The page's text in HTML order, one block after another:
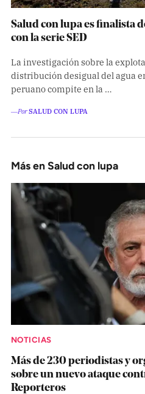
Salud con lupa es finalista
con la serie SED
La investigación sobre la
distribución desigual del agua
peruano compite en la …
―PorSALUD CON LUPA
Más en Salud con lupa
NOTICIAS
Más de 230 periodistas y
sobre un nuevo ataque
Reporteros